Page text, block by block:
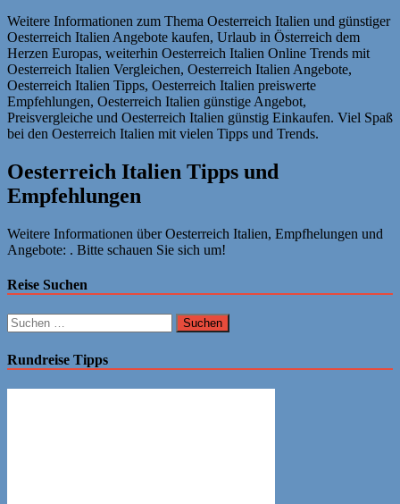
Weitere Informationen zum Thema Oesterreich Italien und günstiger
Oesterreich Italien Angebote kaufen, Urlaub in Österreich dem
Herzen Europas, weiterhin Oesterreich Italien Online Trends mit
Oesterreich Italien Vergleichen, Oesterreich Italien Angebote,
Oesterreich Italien Tipps, Oesterreich Italien preiswerte
Empfehlungen, Oesterreich Italien günstige Angebot,
Preisvergleiche und Oesterreich Italien günstig Einkaufen. Viel Spaß
bei den Oesterreich Italien mit vielen Tipps und Trends.
Oesterreich Italien Tipps und
Empfehlungen
Weitere Informationen über Oesterreich Italien, Empfhelungen und
Angebote: . Bitte schauen Sie sich um!
Reise Suchen
Suchen
nach:
Rundreise Tipps